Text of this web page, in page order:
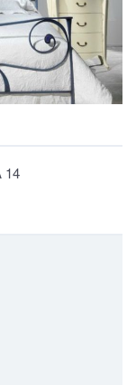
14